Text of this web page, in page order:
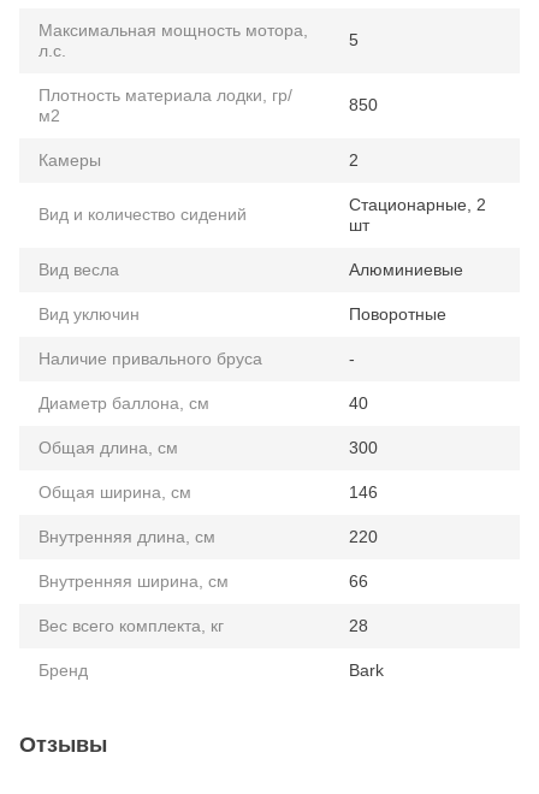
Максимальная мощность мотора,
л.с.
5
Плотность материала лодки, гр/
м2
850
Камеры 2
Вид и количество сидений
Стационарные, 2
шт
Вид весла Алюминиевые
Вид уключин Поворотные
Наличие привального бруса -
Диаметр баллона, см 40
Общая длина, см 300
Общая ширина, см 146
Внутренняя длина, см 220
Внутренняя ширина, см 66
Вес всего комплекта, кг 28
Бренд Bark
Отзывы